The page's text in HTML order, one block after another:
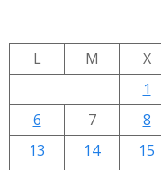
L
M X
1
6
7 8
13
14 15